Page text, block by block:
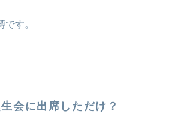
す。
会に出席しただけ？